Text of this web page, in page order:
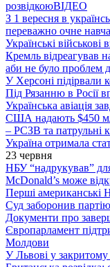
розвідкоюВІДЕО
З 1 вересня в
переважно очне
Українські
Кремль відреагував
аби не було проблем
У Херсоні підірвали
Під Рязанню в Росії
Українська авіація
США надають $450
– РСЗВ та патрульні
Україна отримала
23 червня
НБУ “надрукував”
McDonald’s може
Перші американські
Суд заборонив
Документи про
Європарламент
Молдови
У Львові у